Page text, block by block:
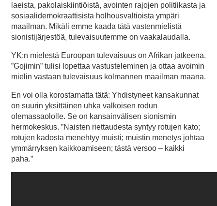
laeista, pakolaiskiintiöistä, avointen rajojen politiikasta ja
sosiaalidemokraattisista holhousvaltioista ympäri
maailman. Mikäli emme kaada tätä vastenmielistä
sionistijärjestöä, tulevaisuutemme on vaakalaudalla.
YK:n mielestä Euroopan tulevaisuus on Afrikan jatkeena.
”Gojimin” tulisi lopettaa vastusteleminen ja ottaa avoimin
mielin vastaan tulevaisuus kolmannen maailman maana.
En voi olla korostamatta tätä: Yhdistyneet kansakunnat
on suurin yksittäinen uhka valkoisen rodun
olemassaololle. Se on kansainvälisen sionismin
hermokeskus. ”Naisten riettaudesta syntyy rotujen kato;
rotujen kadosta menehtyy muisti; muistin menetys johtaa
ymmärryksen kaikkoamiseen; tästä versoo – kaikki
paha.”